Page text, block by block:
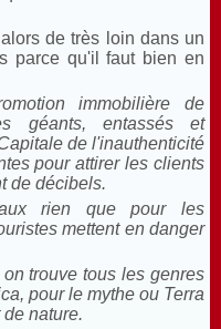
de très loin dans un
parce qu'il faut bien en
immobilière de
géants, entassés et
de l'inauthenticité
pour attirer les clients
de décibels.
rien que pour les
mettent en danger
trouve tous les genres
pour le mythe ou Terra
nature.